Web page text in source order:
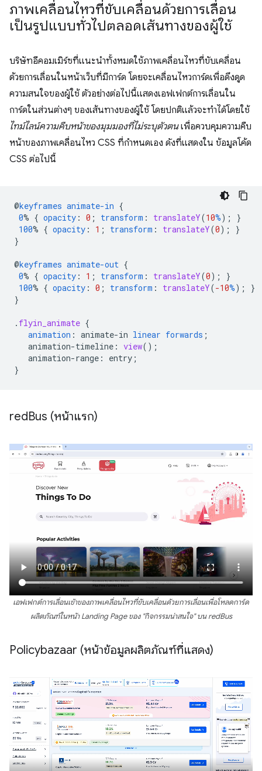
ภาพเคลื่อนไหวที่ขับเคลื่อนด้วยการเลื่อน
เป็นรูปแบบทั่วไปตลอดเส้นทางของผู้ใช้
บริษัทอีคอมเมิร์ซที่แนะนำทั้งหมดใช้ภาพเคลื่อนไหวที่ขับเคลื่อน
ด้วยการเลื่อนในหน้าเว็บที่มีการ์ด โดยจะเคลื่อนไหวการ์ดเพื่อดึงดูด
ความสนใจของผู้ใช้ ตัวอย่างต่อไปนี้แสดงเอฟเฟกต์การเลื่อนใน
การ์ดในส่วนต่างๆ ของเส้นทางของผู้ใช้ โดยปกติแล้วจะทำได้โดยใช้
ไทม์ไลน์ความคืบหน้าของมุมมองที่ไม่ระบุตัวตนเพื่อควบคุมความคืบ
หน้าของภาพเคลื่อนไหว CSS ที่กำหนดเอง ดังที่แสดงใน ข้อมูลโค้ด
CSS ต่อไปนี้
@keyframes animate-in {
0% { opacity : 0 ; transform : translateY(10%);
}
100% { opacity : 1 ; transform : translateY(0);
}
}
@keyframes animate-out {
0% { opacity : 1 ; transform : translateY(0);
}
100% { opacity : 0 ; transform : translateY(-10%);
}
}
. flyin_animate {
animation : animate-in linear forwards ;
animation-timeline : view();
animation-range : entry ;
}
redBus (หน้าแรก)
เอฟเฟกต์การเลื่อนเข้าของภาพเคลื่อนไหวที่ขับเคลื่อนด้วยการเลื่อนเพื่อโหลดการ์ด
ผลิตภัณฑ์ในหน้า Landing Page ของ "กิจกรรมน่าสนใจ" บน redBus
Policybazaar (หน้าข้อมูลผลิตภัณฑ์ที่แสดง)